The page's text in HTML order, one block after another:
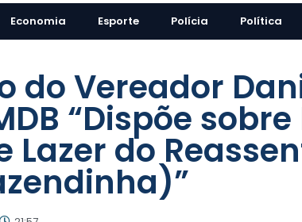
Economia Esporte Polícia Política
do Vereador
“Dispõe
Lazer do